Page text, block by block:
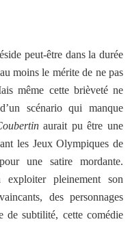
peut-être dans la durée
moins le mérite de ne pas
même cette brièveté ne
scénario qui manque
aurait pu être une
les Jeux Olympiques de
une satire mordante.
pleinement son
des personnages
de subtilité, cette comédie